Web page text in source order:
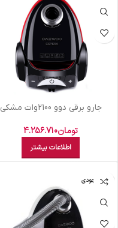
جارو برقي دوو 2100وات مشکي
تومان4.256.710
اطلاعات بیشتر
اتمام موجودی